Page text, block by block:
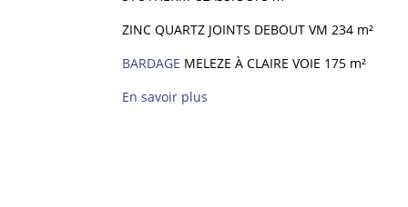
ZINC QUARTZ JOINTS DEBOUT VM 234 m²
BARDAGE MELEZE À CLAIRE VOIE 175 m²
En savoir plus